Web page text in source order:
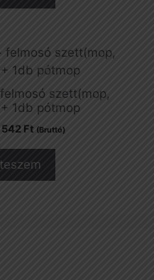
szett(mop,
1db pótmop
542 Ft Current
95
(Bruttó)